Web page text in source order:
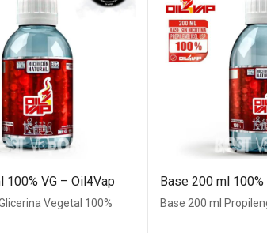
100% VG – Oil4Vap
Vegetal 100%
Base 200 ml
Base 200 ml